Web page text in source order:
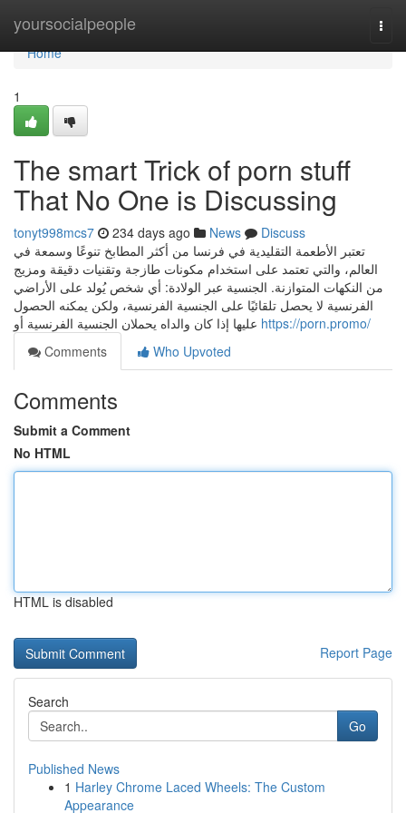
yoursocialpeople
Home
Home
1
The smart Trick of porn stuff
That No One is Discussing
tonyt998mcs7 234 days ago News
Discuss
تعتبر الأطعمة التقليدية في فرنسا من أكثر المطابخ تنوعًا وسمعة في
العالم، والتي تعتمد على استخدام مكونات طازجة وتقنيات دقيقة ومزيج
من النكهات المتوازنة. الجنسية عبر الولادة: أي شخص يُولد على الأراضي
الفرنسية لا يحصل تلقائيًا على الجنسية الفرنسية، ولكن يمكنه الحصول
https://porn.promo/
Comments
Who Upvoted
Comments
Submit a Comment
No HTML
HTML is disabled
Report Page
Search
Go
Published News
1 Harley Chrome Laced Wheels: The Custom
Appearance